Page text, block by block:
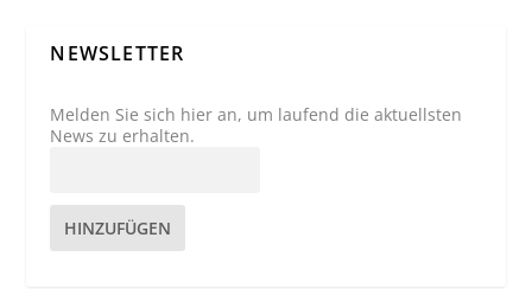
NEWSLETTER
Melden Sie sich hier an, um laufend die aktuellsten
News zu erhalten.
HINZUFÜGEN